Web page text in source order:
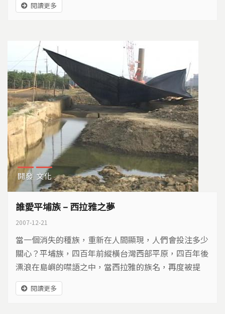
閱讀更多
開發 文化
誰愛平埔族 – 西拉雅之夢
2007-12-21
當一個消失的種族，重新在人間顯現，人們會投注多少
關心？平埔族，四百年前縱橫台灣西部平原，四百年後
漂浪在島嶼的噤語之中，當西拉雅的族名，再度被提
起，人們才赫然驚覺，台灣的歷史，應該重新書寫。
閱讀更多